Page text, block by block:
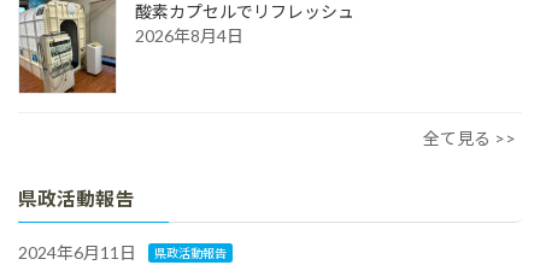
酸素カプセルでリフレッシュ
2026年8月4日
全て見る >>
県政活動報告
2024年6月11日 県政活動報告